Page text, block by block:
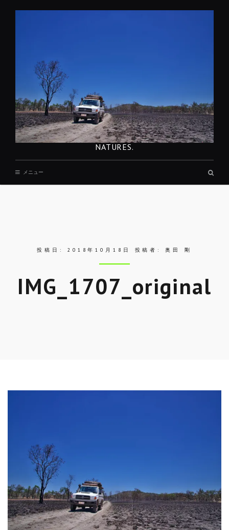
NATURES.
メニュー
投稿日: 2018年10月18日 投稿者: 奥田 剛
IMG_1707_original